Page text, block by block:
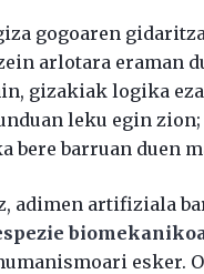
gogoaren
arlotara eraman
gizakiak logika
leku egin
bere barruan duen
adimen artifiziala
esker.